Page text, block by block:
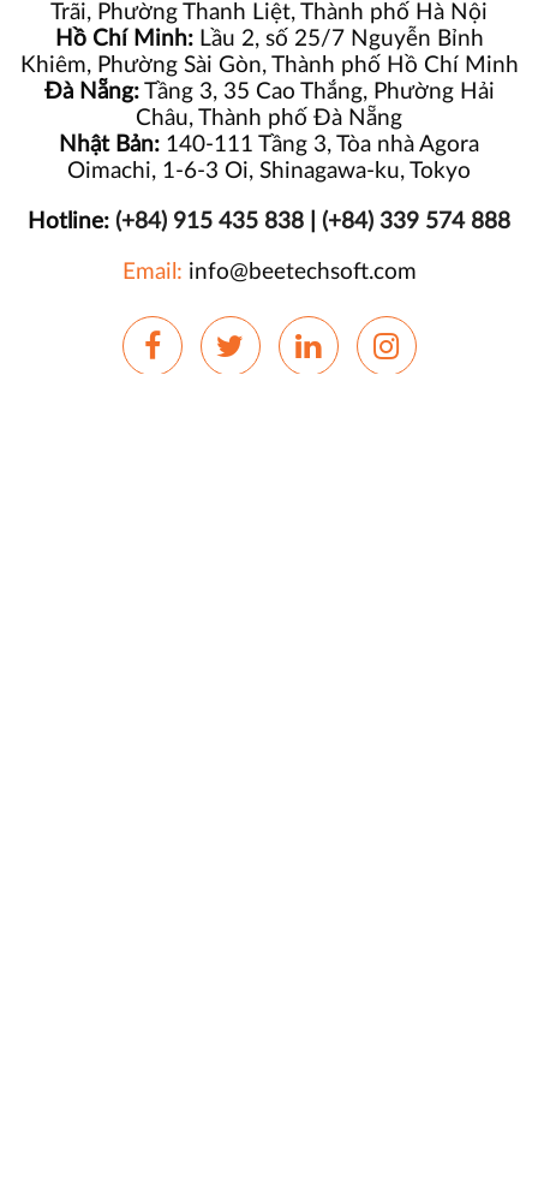
Trãi, Phường Thanh Liệt, Thành phố Hà Nội
Hồ Chí Minh:Lầu 2, số 25/7 Nguyễn Bỉnh
Khiêm, Phường Sài Gòn, Thành phố Hồ Chí Minh
Đà Nẵng:Tầng 3, 35 Cao Thắng, Phường Hải
Châu, Thành phố Đà Nẵng
Nhật Bản: 140-111 Tầng 3, Tòa nhà Agora
Oimachi, 1-6-3 Oi, Shinagawa-ku, Tokyo
Hotline: (+84) 915 435 838 (+84) 339 574 888
Email: info@beetechsoft.com